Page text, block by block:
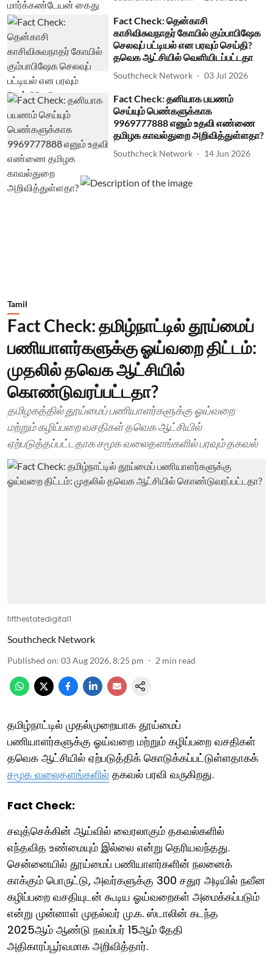
Fact Check: தென்காசி
காசிவிசுவநாதர் கோயில் கும்பாபிஷேக
செலவுப் பட்டியல் என பரவும் செய்தி?
தவெக ஆட்சியில் வெளியிடப்பட்டதா
Southcheck Network 03 Jul 2026
Fact Check: தனியாக பயணம்
செய்யும் பெண்களுக்காக
9969777888 எனும் உதவி எண்ணை
தமிழக காவல்துறை அறிவித்துள்ளதா?
Southcheck Network 14 Jun 2026
Tamil
Fact Check: தமிழ்நாட்டில் தூய்மைப்
பணியாளர்களுக்கு ஓய்வறை திட்டம்:
முதலில் தவெக ஆட்சியில்
கொண்டுவரப்பட்டதா?
தமிழகத்தில் தூய்மைப் பணியாளர்களுக்கு ஓய்வறை
மற்றும் கழிப்பறை வசதிகள் தவெக ஆட்சியில்
ஏற்படுத்தப்பட்டதாக சமூக வலைதளங்களில் பரவும் தகவல்
fifthestatedigital1
Southcheck Network
Published on: 03 Aug 2026, 8:25 pm 2 min read
தமிழ்நாட்டில் முதல்முறையாக தூய்மைப்
பணியாளர்களுக்கு ஓய்வறை மற்றும் கழிப்பறை வசதிகள்
தவெக ஆட்சியில் ஏற்படுத்திக் கொடுக்கப்பட்டுள்ளதாகக்
சமூக வலைதளங்களில் தகவல் பரவி வருகிறது.
Fact Check:
சவுத்செக்கின் ஆய்வில் வைரலாகும் தகவல்களில்
எந்தவித உண்மையும் இல்லை என்று தெரியவந்தது.
சென்னையில் தூய்மைப் பணியாளர்களின் நலனைக்
காக்கும் பொருட்டு, அவர்களுக்கு 300 சதுர அடியில் நவீன
கழிப்பறை வசதியுடன் கூடிய ஓய்வறைகள் அமைக்கப்படும்
என்று முன்னாள் முதல்வர் மு.க. ஸ்டாலின் கடந்த
2025ஆம் ஆண்டு நவம்பர் 15ஆம் தேதி
அதிகாரப்பூர்வமாக அறிவித்தார்.